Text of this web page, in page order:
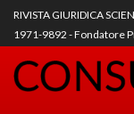
RIVISTA GIURIDICA
1971-9892 - Fondatore